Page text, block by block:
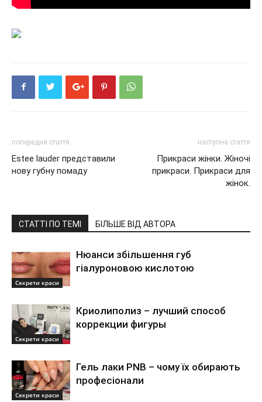
попередня стаття
Estee lauder представили
нову губну помаду
наступна стаття
Прикраси жінки. Жіночі
прикраси. Прикраси для
жінок.
СТАТТІ ПО ТЕМІ БІЛЬШЕ ВІД АВТОРА
Секрети краси
Нюанси збільшення губ
гіалуроновою кислотою
Секрети краси
Криолиполиз – лучший способ
коррекции фигуры
Секрети краси
Гель лаки PNB – чому їх обирають
професіонали